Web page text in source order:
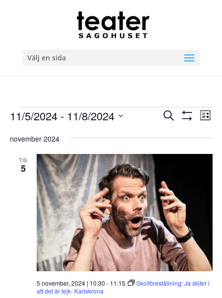
Välj en sida
Evenemang
and
Views
Sök Lista
11/5/2024 - 11/8/2024
datum.
november 2024
TIS
5
5 november, 2024 | 10:30 - 11:15
Skolföreställning: Ja skiter i
att det är fejk- Karlskrona